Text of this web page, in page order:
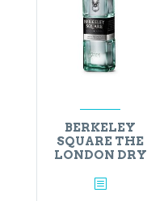
BERKELEY
SQUARE THE
LONDON DRY